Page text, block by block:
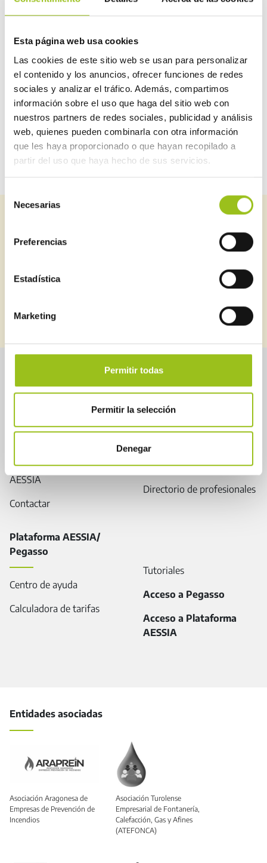
Esta página web usa cookies
Las cookies de este sitio web se usan para personalizar
el contenido y los anuncios, ofrecer funciones de redes
sociales y analizar el tráfico. Además, compartimos
información sobre el uso que haga del sitio web con
nuestros partners de redes sociales, publicidad y análisis
web, quienes pueden combinarla con otra información
que les haya proporcionado o que hayan recopilado a
partir del uso que haya hecho de sus servicios.
Selección
Necesarias
Preferencias
Estadística
Marketing
Permitir todas
Permitir la selección
Denegar
Líneas eléctricas de alta tensión
RITE (calefacción y climatización)
Baja tensión (electricidad)
Puedes estar al día de todo lo relacionado con seguridad
SUSCRIBIRME BOLETINES ANTERIORES
Sobre Aessia
Cartas de Calidad de
AESSIA
Contactar
Seguridad industrial
Instrumentos de control
Guías
Directorio de profesionales
Plataforma AESSIA/
Pegasso
Centro de ayuda
Calculadora de tarifas
Tutoriales
Acceso a Pegasso
Acceso a Plataforma
AESSIA
Entidades asociadas
Asociación Aragonesa de
Empresas de Prevención de
Incendios
Asociación Turolense
Empresarial de Fontanería,
Calefacción, Gas y Afines
(ATEFONCA)